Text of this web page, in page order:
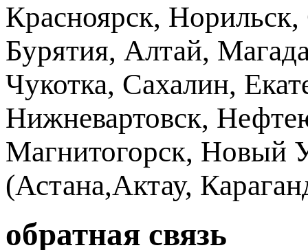
Красноярск,
Бурятия, Алтай,
Чукотка, Сахалин,
Нижневартовск,
Магнитогорск, Новый
(Астана,Актау,
обратная связь